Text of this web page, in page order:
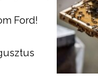
Ford!